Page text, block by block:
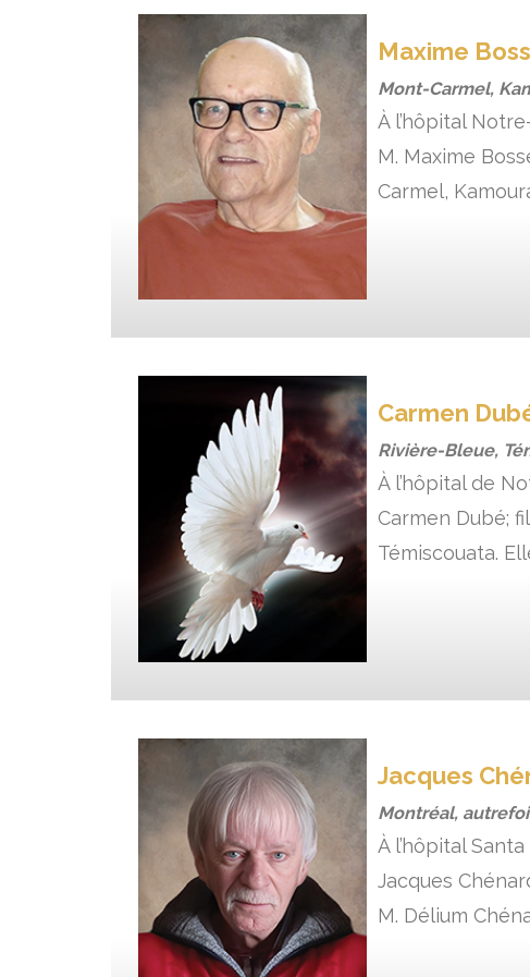
Maxime
Mont-Carmel,
À l’hôpital
M. Maxime
Carmel,
Carmen
Rivière-Bleue,
À l’hôpital de
Carmen Dubé;
Témiscouata.
Jacques
Montréal,
À l’hôpital
Jacques
M. Délium